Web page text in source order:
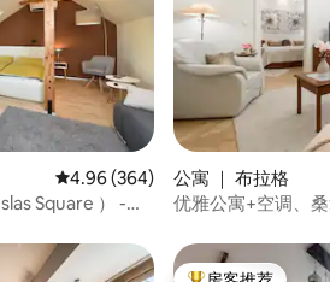
评价
平均评分 4.96 分（满分 5 分），
4.96 (364)
Square ） -市
公寓 ｜ 布拉格
优雅公寓+空调、